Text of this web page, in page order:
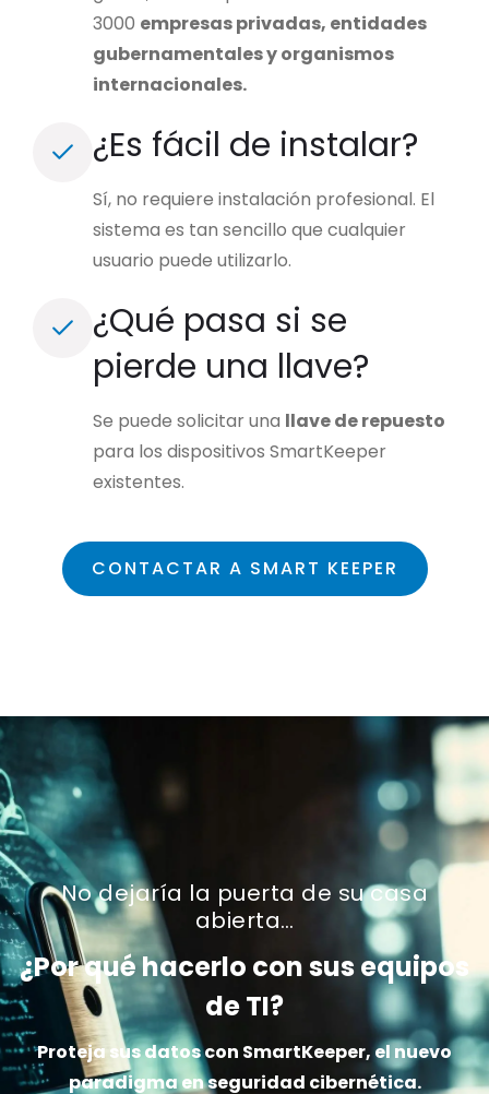
3000 empresas privadas, entidades
gubernamentales y organismos
internacionales.
¿Es fácil de instalar?
Sí, no requiere instalación profesional. El
sistema es tan sencillo que cualquier
usuario puede utilizarlo.
¿Qué pasa si se
pierde una llave?
Se puede solicitar una llave de repuesto
para los dispositivos SmartKeeper
existentes.
CONTACTAR A SMART KEEPER
No dejaría la puerta de su casa
abierta…
¿Por qué hacerlo con sus equipos
de TI?
Proteja sus datos con SmartKeeper, el nuevo
paradigma en seguridad cibernética.